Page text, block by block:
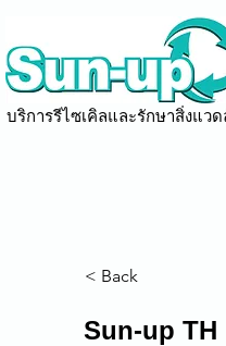
บริการรีไซเคิลและรักษาสิ่งแว
< Back
Sun-up